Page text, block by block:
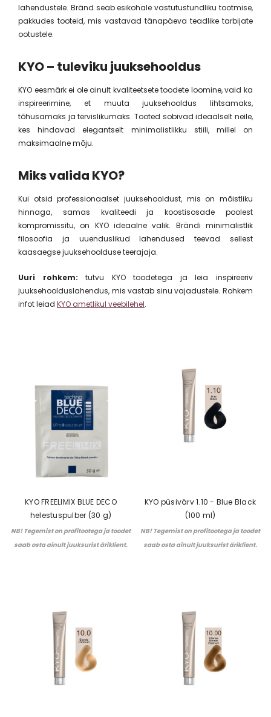
lahendustele. Bränd seab esikohale vastutustundliku tootmise,
pakkudes tooteid, mis vastavad tänapäeva teadlike tarbijate
ootustele.
KYO – tuleviku juuksehooldus
KYO eesmärk ei ole ainult kvaliteetsete toodete loomine, vaid ka
inspireerimine, et muuta juuksehooldus lihtsamaks,
tõhusamaks ja tervislikumaks. Tooted sobivad ideaalselt neile,
kes hindavad elegantselt minimalistlikku stiili, millel on
maksimaalne mõju.
Miks valida KYO?
Kui otsid professionaalset juuksehooldust, mis on mõistliku
hinnaga, samas kvaliteedi ja koostisosade poolest
kompromissitu, on KYO ideaalne valik. Brändi minimalistlik
filosoofia ja uuenduslikud lahendused teevad sellest
kaasaegse juuksehoolduse teerajaja.
Uuri rohkem: tutvu KYO toodetega ja leia inspireeriv
juuksehoolduslahendus, mis vastab sinu vajadustele. Rohkem
infot leiad KYO ametlikul veebilehel.
KYO FREELIMIX BLUE DECO
helestuspulber (30 g)
NB! Tegemist on profitootega ja toodet
saab osta ainult juuksurist äriklient.
KYO püsivärv 1.10 - Blue Black
(100 ml)
NB! Tegemist on profitootega ja toodet
saab osta ainult juuksurist äriklient.